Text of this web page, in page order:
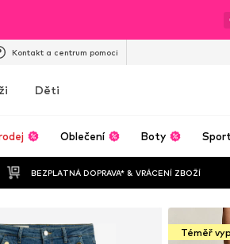
Kontakt a centrum pomoci
Děti
Oblečení Boty Sport
BEZPLATNÁ DOPRAVA* & VRÁCENÍ ZBOŽÍ
Téměř